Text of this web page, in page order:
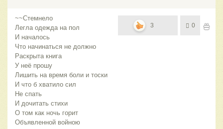
~~Стемнело
Легла одежда на пол
И началось
Что начинаться не должно
Раскрыта книга
У неё прошу
Лишить на время боли и тоски
И что б хватило сил
Не спать
И дочитать стихи
О том как ночь горит
Объявленной войною
3 0